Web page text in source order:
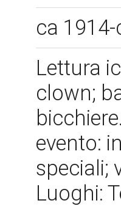
ca
Lettura
clown;
evento:
speciali;
Luoghi: